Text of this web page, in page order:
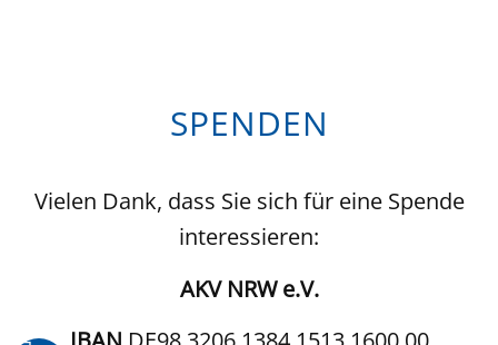
SPENDEN
Vielen Dank, dass Sie sich für eine Spende
interessieren:
AKV NRW e.V.